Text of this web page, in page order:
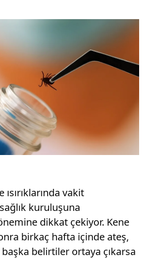
vakit
kuruluşuna
dikkat çekiyor. Kene
birkaç hafta içinde ateş,
belirtiler ortaya çıkarsa